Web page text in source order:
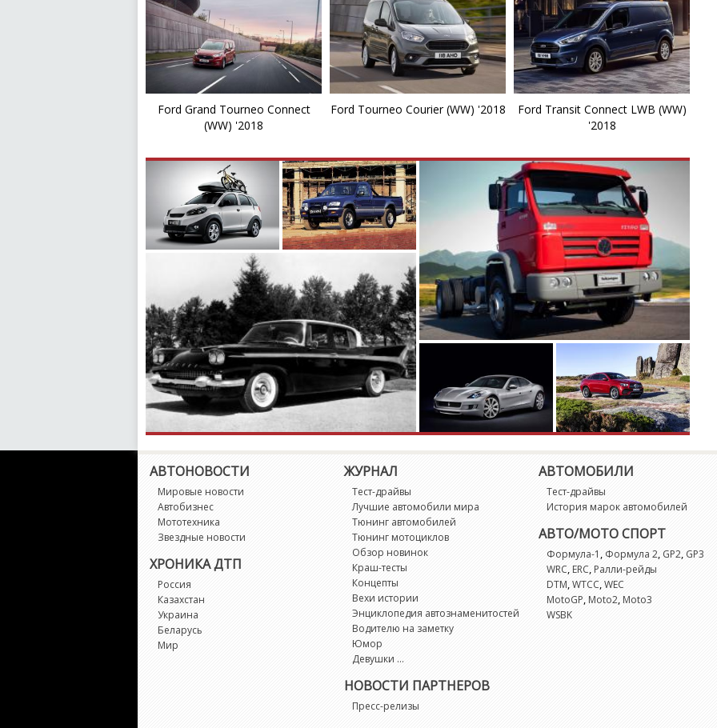
Ford Grand Tourneo Connect
(WW) '2018
Ford Tourneo Courier (WW) '2018
Ford Transit Connect LWB (WW)
'2018
АВТОНОВОСТИ
Мировые новости
Автобизнес
Мототехника
Звездные новости
ХРОНИКА ДТП
Россия
Казахстан
Украина
Беларусь
Мир
ЖУРНАЛ
Тест-драйвы
Лучшие автомобили мира
Тюнинг автомобилей
Тюнинг мотоциклов
Обзор новинок
Краш-тесты
Концепты
Вехи истории
Энциклопедия автознаменитостей
Водителю на заметку
Юмор
Девушки ...
НОВОСТИ ПАРТНЕРОВ
Пресс-релизы
АВТОМОБИЛИ
Тест-драйвы
История марок автомобилей
АВТО/МОТО СПОРТ
Формула-1 , Формула 2, GP2, GP3
WRC,ERC,Ралли-рейды
DTM,WTCC,WEC
MotoGP,Moto2,Moto3
WSBK